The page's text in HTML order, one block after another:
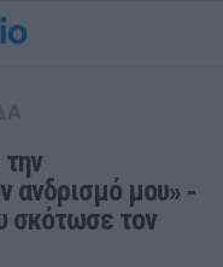
ανδρισμό μου» ‑
σκότωσε τον